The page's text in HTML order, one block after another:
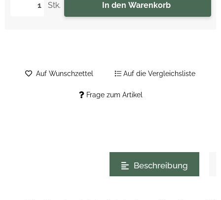
Stk. In den Warenkorb
Frage zum Artikel
Auf Wunschzettel Auf die Vergleichsliste
Beschreibung